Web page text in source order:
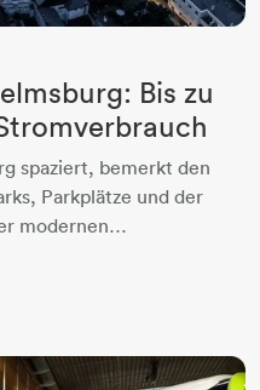
Bis zu
spaziert, bemerkt den
Parkplätze und der
modernen…